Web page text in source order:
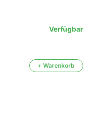
Verfügbar
+ Warenkorb